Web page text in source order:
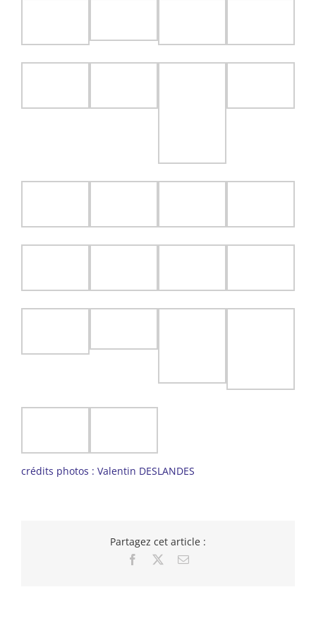
crédits photos : Valentin DESLANDES
Partagez cet article :
Facebook Email